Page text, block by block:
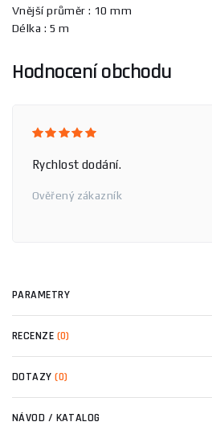
Vnější průměr : 10 mm
Délka : 5 m
Hodnocení obchodu
Rychlost dodání.
Ověřený zákazník
PARAMETRY
RECENZE (0)
DOTAZY(0)
NÁVOD / KATALOG